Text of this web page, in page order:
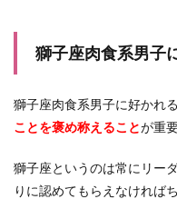
獅子座肉食系男子
獅子座肉食系男子に好かれる
ことを褒め称えることが重
獅子座というのは常にリー
りに認めてもらえなければ